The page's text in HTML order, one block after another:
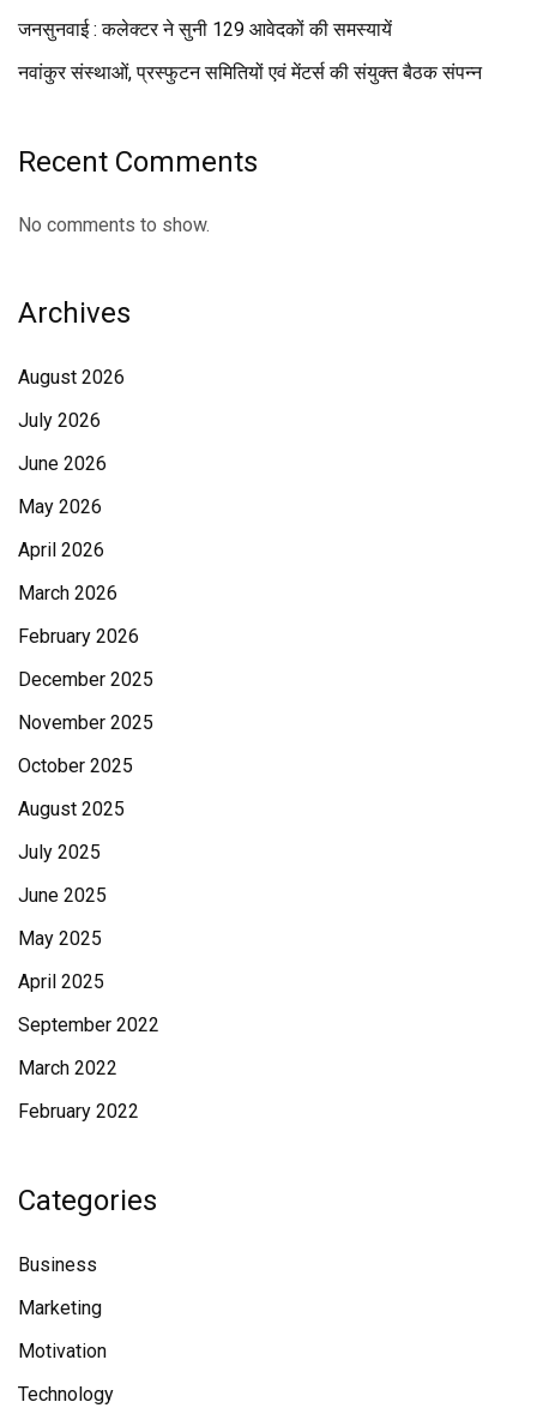
जनसुनवाई : कलेक्टर ने सुनी 129 आवेदकों की समस्यायें
नवांकुर संस्थाओं, प्रस्फुटन समितियों एवं मेंटर्स की संयुक्त बैठक संपन्न
Recent Comments
No comments to show.
Archives
August 2026
July 2026
June 2026
May 2026
April 2026
March 2026
February 2026
December 2025
November 2025
October 2025
August 2025
July 2025
June 2025
May 2025
April 2025
September 2022
March 2022
February 2022
Categories
Business
Marketing
Motivation
Technology